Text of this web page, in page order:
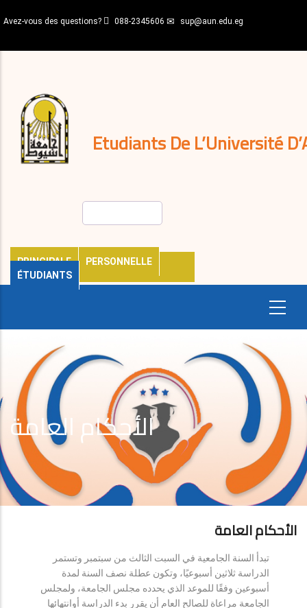
au
principal
Avez-vous des questions? 088-2345606 sup@aun.edu.eg
Etudiants De L’Université
PRINCIPALE
PERSONNELLE
ÉTUDIANTS
décisions
Expatriés
Journal
الأحكام العامة
الأحكام العامة
تبدأ السنة الجامعية في السبت الثالث من سبتمبر وتستمر
الدراسة ثلاثين أسبوعيًا، وتكون عطلة نصف السنة لمدة
أسبوعين وفقًا للموعد الذي يحدده مجلس الجامعة، ولمجلس
الجامعة مراعاة للصالح العام أن يقرر بدء الدراسة أوانتهائها